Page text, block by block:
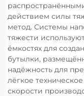
действием силы
метод. Системы
тяжести
ёмкостях для
бутылки,
надёжность для
лёгкое
скорости